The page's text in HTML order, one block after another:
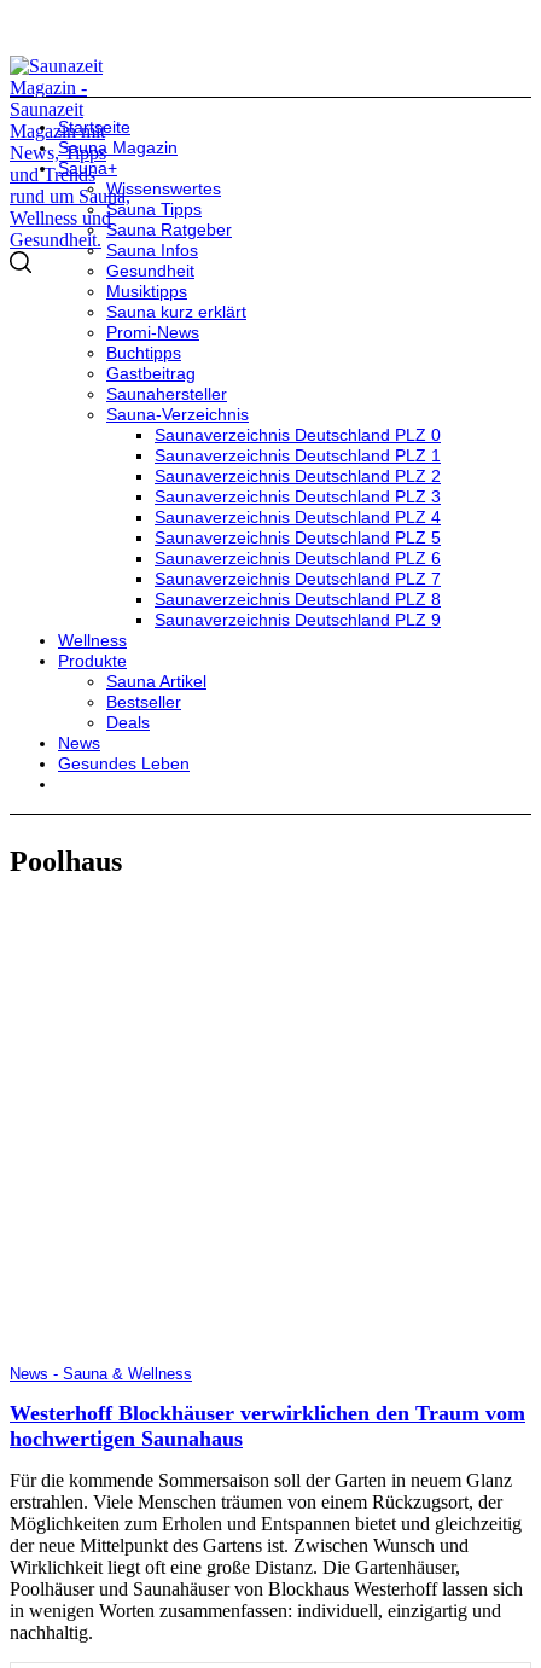
Startseite
Sauna Magazin
Sauna+
Wissenswertes
Sauna Tipps
Sauna Ratgeber
Sauna Infos
Gesundheit
Musiktipps
Sauna kurz erklärt
Promi-News
Buchtipps
Gastbeitrag
Saunahersteller
Sauna-Verzeichnis
Saunaverzeichnis Deutschland PLZ 0
Saunaverzeichnis Deutschland PLZ 1
Saunaverzeichnis Deutschland PLZ 2
Saunaverzeichnis Deutschland PLZ 3
Saunaverzeichnis Deutschland PLZ 4
Saunaverzeichnis Deutschland PLZ 5
Saunaverzeichnis Deutschland PLZ 6
Saunaverzeichnis Deutschland PLZ 7
Saunaverzeichnis Deutschland PLZ 8
Saunaverzeichnis Deutschland PLZ 9
Wellness
Produkte
Sauna Artikel
Bestseller
Deals
News
Gesundes Leben
Poolhaus
News - Sauna & Wellness
Westerhoff Blockhäuser verwirklichen den Traum vom
hochwertigen Saunahaus
Für die kommende Sommersaison soll der Garten in neuem Glanz
erstrahlen. Viele Menschen träumen von einem Rückzugsort, der
Möglichkeiten zum Erholen und Entspannen bietet und gleichzeitig
der neue Mittelpunkt des Gartens ist. Zwischen Wunsch und
Wirklichkeit liegt oft eine große Distanz. Die Gartenhäuser,
Poolhäuser und Saunahäuser von Blockhaus Westerhoff lassen sich
in wenigen Worten zusammenfassen: individuell, einzigartig und
nachhaltig.